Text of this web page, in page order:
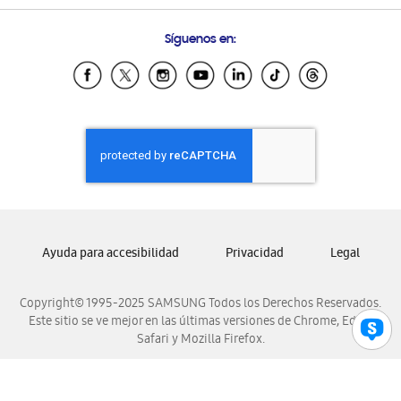
Samsung Ecuador
Samsung El Salvador
Samsung Honduras
Samsung Nicaragua
Samsung Panamá
Samsung Venezuela
Síguenos en:
Copyright© 1995-2025 SAMSUNG Todos los Derechos Reservados.
Este sitio se ve mejor en las últimas versiones de Chrome, Edge,
Safari y Mozilla Firefox.
Ayuda para accesibilidad Privacidad Legal